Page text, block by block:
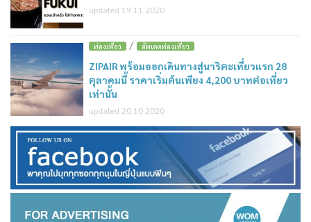
updated 19.11.2020
ท่องเที่ยว / อัพเดตท่องเที่ยว
ZIPAIR พร้อมออกเดินทางสู่นาริตะเที่ยวแรก 28
ตุลาคมนี้ ราคาเริ่มต้นเพียง 4,200 บาทต่อเที่ยว
เท่านั้น
updated 20.10.2020